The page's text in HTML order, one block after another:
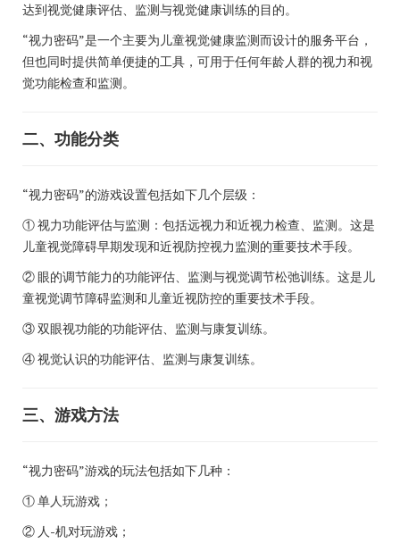
达到视觉健康评估、监测与视觉健康训练的目的。
“视力密码”是一个主要为儿童视觉健康监测而设计的服务平台，
但也同时提供简单便捷的工具，可用于任何年龄人群的视力和视
觉功能检查和监测。
二、功能分类
“视力密码”的游戏设置包括如下几个层级：
① 视力功能评估与监测：包括远视力和近视力检查、监测。这是
儿童视觉障碍早期发现和近视防控视力监测的重要技术手段。
② 眼的调节能力的功能评估、监测与视觉调节松弛训练。这是儿
童视觉调节障碍监测和儿童近视防控的重要技术手段。
③ 双眼视功能的功能评估、监测与康复训练。
④ 视觉认识的功能评估、监测与康复训练。
三、游戏方法
“视力密码”游戏的玩法包括如下几种：
① 单人玩游戏；
② 人-机对玩游戏；